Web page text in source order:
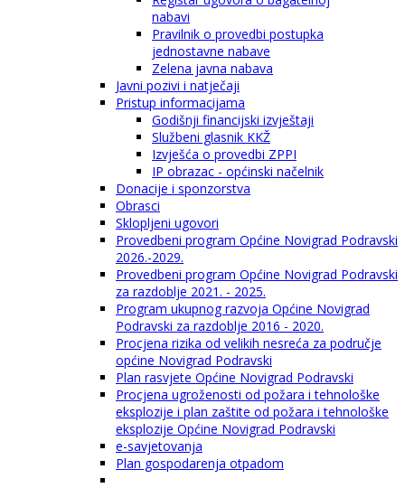
nabavi
Pravilnik o provedbi postupka
jednostavne nabave
Zelena javna nabava
Javni pozivi i natječaji
Pristup informacijama
Godišnji financijski izvještaji
Službeni glasnik KKŽ
Izvješća o provedbi ZPPI
IP obrazac - općinski načelnik
Donacije i sponzorstva
Obrasci
Sklopljeni ugovori
Provedbeni program Općine Novigrad Podravski
2026.-2029.
Provedbeni program Općine Novigrad Podravski
za razdoblje 2021. - 2025.
Program ukupnog razvoja Općine Novigrad
Podravski za razdoblje 2016 - 2020.
Procjena rizika od velikih nesreća za područje
općine Novigrad Podravski
Plan rasvjete Općine Novigrad Podravski
Procjena ugroženosti od požara i tehnološke
eksplozije i plan zaštite od požara i tehnološke
eksplozije Općine Novigrad Podravski
e-savjetovanja
Plan gospodarenja otpadom